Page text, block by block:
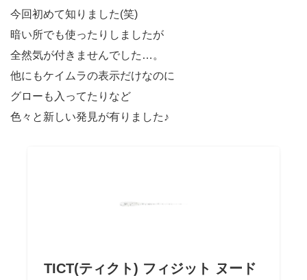
今回初めて知りました(笑)
暗い所でも使ったりしましたが
全然気が付きませんでした…。
他にもケイムラの表示だけなのに
グローも入ってたりなど
色々と新しい発見が有りました♪
TICT(ティクト) フィジット ヌード